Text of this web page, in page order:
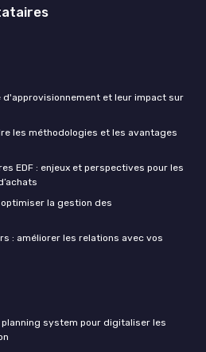
et leur impact sur
les méthodologies et les avantages
EDF : enjeux et perspectives pour les
la gestion des
: améliorer les relations avec vos
system pour digitaliser les